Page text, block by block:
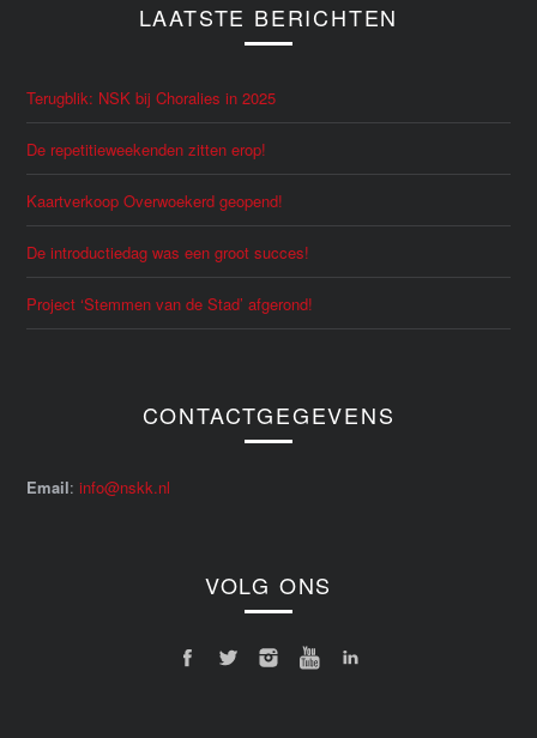
LAATSTE BERICHTEN
Terugblik: NSK bij Choralies in 2025
De repetitieweekenden zitten erop!
Kaartverkoop Overwoekerd geopend!
De introductiedag was een groot succes!
Project ‘Stemmen van de Stad’ afgerond!
CONTACTGEGEVENS
Email:info@nskk.nl
VOLG ONS